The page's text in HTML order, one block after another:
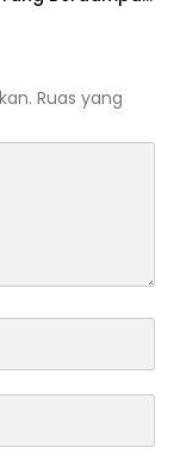
Ruas yang